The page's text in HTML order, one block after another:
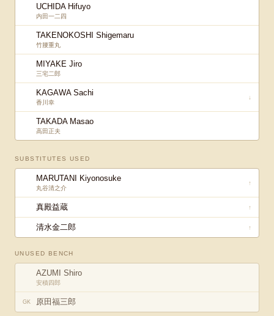
UCHIDA Hifuyo
内田一二四
TAKENOKOSHI Shigemaru
竹腰重丸
MIYAKE Jiro
三宅二郎
KAGAWA Sachi
香川幸
↓
TAKADA Masao
高田正夫
SUBSTITUTES USED
MARUTANI Kiyonosuke
丸谷清之介
↑
真殿益蔵 ↑
清水金二郎 ↑
UNUSED BENCH
AZUMI Shiro
安積四郎
GK 原田福三郎